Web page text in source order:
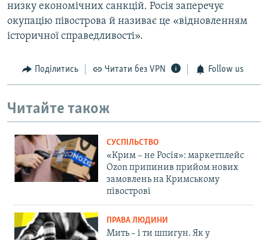
низку економічних санкцій. Росія заперечує
окупацію півострова й називає це «відновленням
історичної справедливості».
Поділитись Читати без VPN Follow us
Читайте також
СУСПІЛЬСТВО
«Крим – не Росія»: маркетплейс
Ozon припинив прийом нових
замовлень на Кримському
півострові
ПРАВА ЛЮДИНИ
Мить – і ти шпигун. Як у